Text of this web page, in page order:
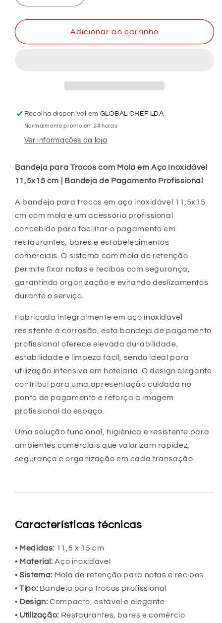
a
quantidade
Bandeja
Inoxidável
(REF.
2-
a
quantidade
de
Bandeja
Inoxidável
(REF.
2-
Adicionar ao carrinho
Recolha disponível em GLOBAL CHEF LDA
Normalmente pronto em 24 horas
Ver informações da loja
Bandeja para Trocos com Mola em Aço Inoxidável
11,5x15 cm | Bandeja de Pagamento Profissional
A bandeja para trocos em aço inoxidável 11,5x15
cm com mola é um acessório profissional
concebido para facilitar o pagamento em
restaurantes, bares e estabelecimentos
comerciais. O sistema com mola de retenção
permite fixar notas e recibos com segurança,
garantindo organização e evitando deslizamentos
durante o serviço.
Fabricada integralmente em aço inoxidável
resistente à corrosão, esta bandeja de pagamento
profissional oferece elevada durabilidade,
estabilidade e limpeza fácil, sendo ideal para
utilização intensiva em hotelaria. O design elegante
contribui para uma apresentação cuidada no
ponto de pagamento e reforça a imagem
profissional do espaço.
Uma solução funcional, higiénica e resistente para
ambientes comerciais que valorizam rapidez,
segurança e organização em cada transação.
Características técnicas
• Medidas: 11,5 x 15 cm
• Material: Aço inoxidável
•Sistema: Mola de retenção para notas e recibos
•Tipo: Bandeja para trocos profissional
• Design: Compacto, estável e elegante
• Utilização: Restaurantes, bares e comércio